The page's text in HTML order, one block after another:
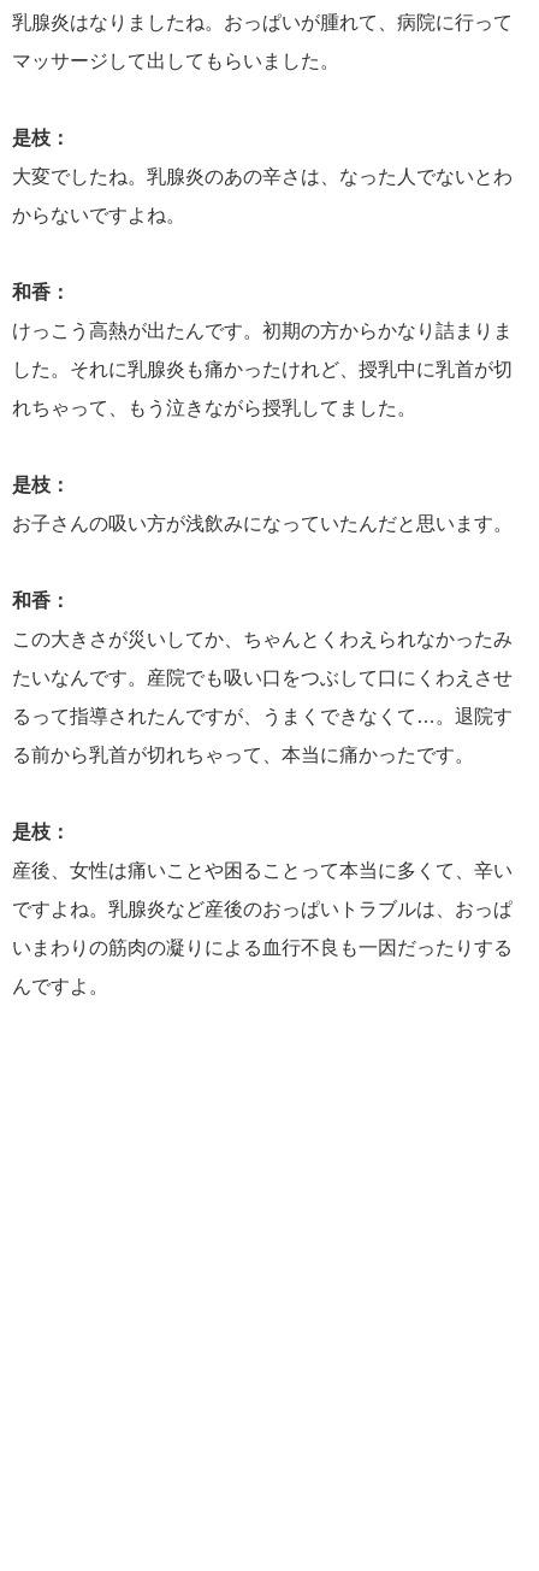
乳腺炎はなりましたね。おっぱいが腫れて、病院に行って
マッサージして出してもらいました。
是枝：
大変でしたね。乳腺炎のあの辛さは、なった人でないとわ
からないですよね。
和香：
けっこう高熱が出たんです。初期の方からかなり詰まりま
した。それに乳腺炎も痛かったけれど、授乳中に乳首が切
れちゃって、もう泣きながら授乳してました。
是枝：
お子さんの吸い方が浅飲みになっていたんだと思います。
和香：
この大きさが災いしてか、ちゃんとくわえられなかったみ
たいなんです。産院でも吸い口をつぶして口にくわえさせ
るって指導されたんですが、うまくできなくて…。退院す
る前から乳首が切れちゃって、本当に痛かったです。
是枝：
産後、女性は痛いことや困ることって本当に多くて、辛い
ですよね。乳腺炎など産後のおっぱいトラブルは、おっぱ
いまわりの筋肉の凝りによる血行不良も一因だったりする
んですよ。